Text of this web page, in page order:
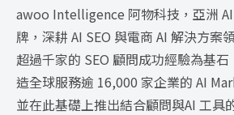
awoo Intelligence 阿物科技，亞洲
牌，深耕 AI SEO 與電商 AI 解決方案
超過千家的 SEO 顧問成功經驗為基
造全球服務逾 16,000 家企業的 AI
並在此基礎上推出結合顧問與AI 工具